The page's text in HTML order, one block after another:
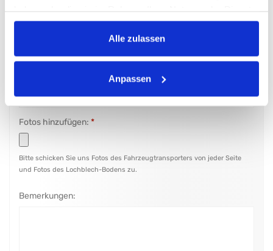
gesammelt haben.
Alle zulassen
Anpassen
Fotos hinzufügen: *
Bitte schicken Sie uns Fotos des Fahrzeugtransporters von jeder Seite
und Fotos des Lochblech-Bodens zu.
Bemerkungen: